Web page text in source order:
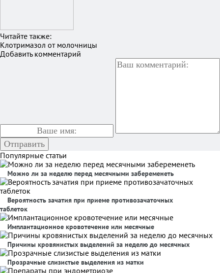
Читайте также:
Клотримазол от молочницы
Добавить комментарий
Популярные статьи
Можно ли за неделю перед месячными забеременеть
Вероятность зачатия при приеме противозачаточных
таблеток
Имплантационное кровотечение или месячные
Причины кровянистых выделений за неделю до месячных
Прозрачные слизистые выделения из матки